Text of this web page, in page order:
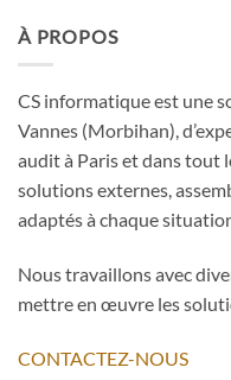
À PROPOS
CS informatique est une
Vannes (Morbihan),
audit à Paris et dans tout
solutions externes,
adaptés à chaque
Nous travaillons avec
mettre en œuvre les
CONTACTEZ-NOUS